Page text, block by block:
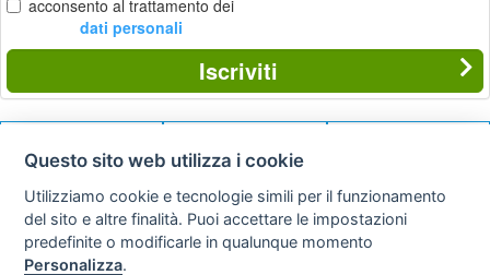
acconsento al trattamento dei
dati personali
Iscriviti
Privacy
Avviso
Preferenze cookie
Questo sito web utilizza i cookie
Utilizziamo cookie e tecnologie simili per il funzionamento
del sito e altre finalità. Puoi accettare le impostazioni
predefinite o modificarle in qualunque momento
Personalizza.